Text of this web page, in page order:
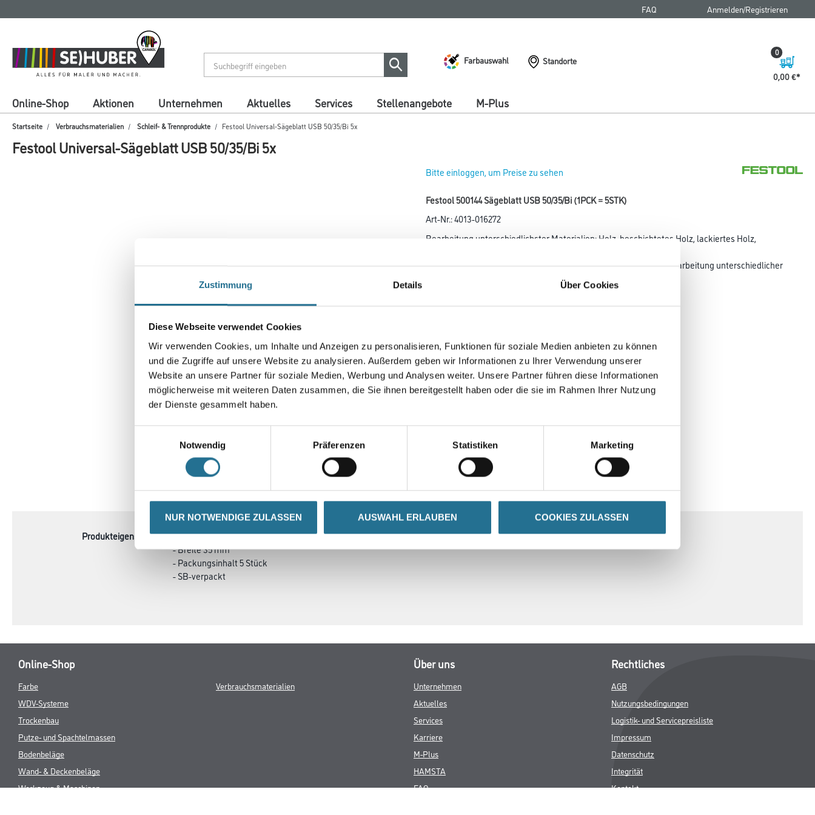
Zustimmung Details Über Cookies
Diese Webseite verwendet Cookies
Wir verwenden Cookies, um Inhalte und Anzeigen zu personalisieren, Funktionen für soziale Medien anbieten zu können
und die Zugriffe auf unsere Website zu analysieren. Außerdem geben wir Informationen zu Ihrer Verwendung unserer
Website an unsere Partner für soziale Medien, Werbung und Analysen weiter. Unsere Partner führen diese Informationen
möglicherweise mit weiteren Daten zusammen, die Sie ihnen bereitgestellt haben oder die sie im Rahmen Ihrer Nutzung
der Dienste gesammelt haben.
Notwendig
Präferenzen Statistiken Marketing
NUR NOTWENDIGE ZULASSEN AUSWAHL ERLAUBEN COOKIES ZULASSEN
springen
springen
FAQ Anmelden/Registrieren
Farbauswahl
Standorte
0,00 €
0
Online-Shop Aktionen Unternehmen Aktuelles Services Stellenangebote M-Plus
Startseite Verbrauchsmaterialien Schleif- & Trennprodukte Festool Universal-Sägeblatt USB 50/35/Bi 5x
Festool Universal-Sägeblatt USB 50/35/Bi 5x
Bitte einloggen, um Preise zu sehen
Festool 500144 Sägeblatt USB 50/35/Bi (1PCK = 5STK)
Art-Nr.:4013-016272
Bearbeitung unterschiedlichster Materialien: Holz, beschichtetes Holz, lackiertes Holz,
NE-Metalle, Kunststoffe. BiMetall. Für OS 400. BiMetall. Für die Bearbeitung unterschiedlicher
Länge in Millimeter
Umrechnungsfaktoren
CURRENT
TAB:
PRODUKTEIGENSCHAFTEN ZUSATZINFOS GEFAHRENHINWEISE SPEZIFIKATIONEN
Produkteigenschaft
- Länge 50 mm
- Breite 35 mm
- Packungsinhalt 5 Stück
- SB-verpackt
Online-Shop
Farbe
WDV-Systeme
Trockenbau
Putze- und Spachtelmassen
Bodenbeläge
Wand- & Deckenbeläge
Werkzeug & Maschinen
Verbrauchsmaterialien
Über uns
Unternehmen
Aktuelles
Services
Karriere
M-Plus
HAMSTA
FAQ
Rechtliches
AGB
Nutzungsbedingungen
Logistik- und Servicepreisliste
Impressum
Datenschutz
Integrität
Kontakt